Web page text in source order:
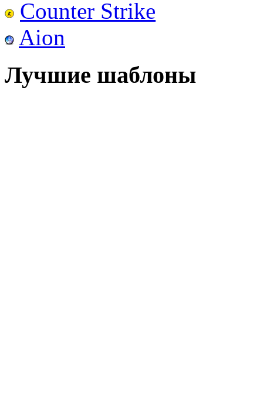
Counter Strike
Aion
Лучшие шаблоны